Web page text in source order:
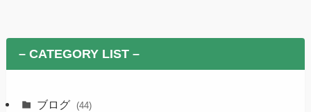
– CATEGORY LIST –
ブログ (44)